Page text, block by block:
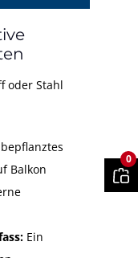
0
oder Stahl
Balkon
Ein